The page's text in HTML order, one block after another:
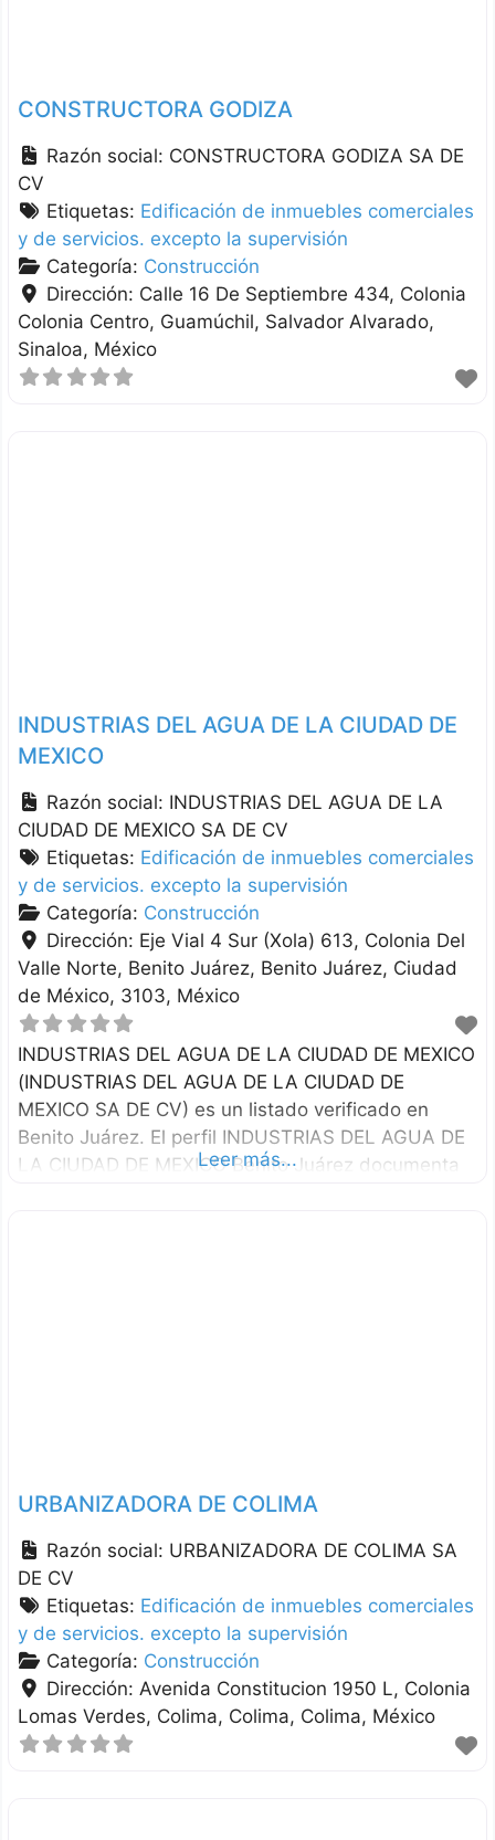
CONSTRUCTORA GODIZA
Razón social: CONSTRUCTORA GODIZA SA DE
CV
Etiquetas: Edificación de inmuebles comerciales
y de servicios. excepto la supervisión
Categoría: Construcción
Dirección: Calle 16 De Septiembre 434, Colonia
Colonia Centro, Guamúchil Salvador Alvarado
Sinaloa México
INDUSTRIAS DEL AGUA DE LA CIUDAD DE
MEXICO
Razón social: INDUSTRIAS DEL AGUA DE LA
CIUDAD DE MEXICO SA DE CV
Etiquetas: Edificación de inmuebles comerciales
y de servicios. excepto la supervisión
Categoría: Construcción
Dirección: Eje Vial 4 Sur (Xola) 613, Colonia Del
Valle Norte, Benito Juárez Benito Juárez Ciudad
de México 3103 México
INDUSTRIAS DEL AGUA DE LA CIUDAD DE MEXICO
(INDUSTRIAS DEL AGUA DE LA CIUDAD DE
MEXICO SA DE CV) es un listado verificado en
Benito Juárez. El perfil INDUSTRIAS DEL AGUA DE
LA CIUDAD DE MEXICO Benito Juárez documenta
Leer más...
URBANIZADORA DE COLIMA
Razón social: URBANIZADORA DE COLIMA SA
DE CV
Etiquetas: Edificación de inmuebles comerciales
y de servicios. excepto la supervisión
Categoría: Construcción
Dirección: Avenida Constitucion 1950 L, Colonia
Lomas Verdes, Colima Colima Colima México